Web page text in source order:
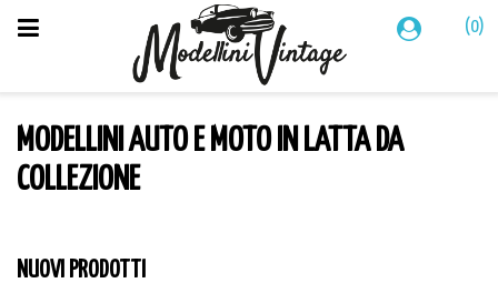
(0)
MODELLINI AUTO E MOTO IN LATTA DA
COLLEZIONE
NUOVI PRODOTTI